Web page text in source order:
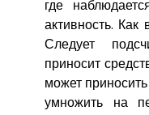
где
активность. Как
Следует
приносит
может
умножить на